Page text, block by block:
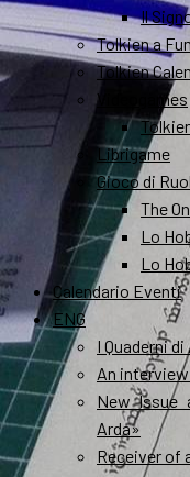
Il
Tolkien a
Tolkien
Videogames
Librigame
Gioco di
The
Lo
Lo
Calendario Eventi
ENG
I Quaderni
An
New Issue
Arda»
Receiver of